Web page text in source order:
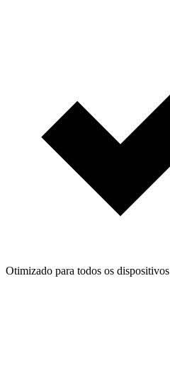
Otimizado para todos os dispositivos